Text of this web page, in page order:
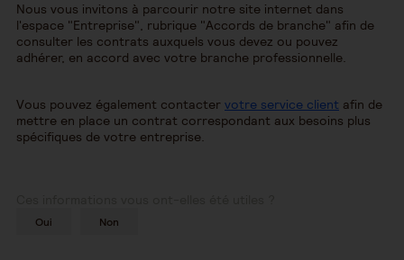
Nous vous invitons à parcourir notre site internet dans
l'espace "Entreprise", rubrique "Accords de branche" afin de
consulter les contrats auxquels vous devez ou pouvez
adhérer, en accord avec votre branche professionnelle.
Vous pouvez également contacter votre service client afin de
mettre en place un contrat correspondant aux besoins plus
spécifiques de votre entreprise.
Oui Non